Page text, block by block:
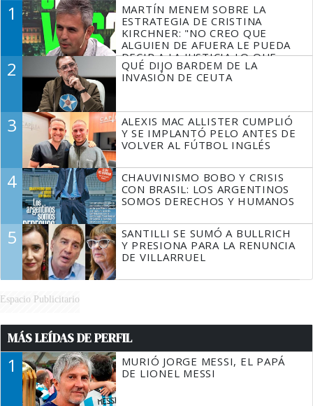
1
MARTÍN MENEM SOBRE LA
ESTRATEGIA DE CRISTINA
KIRCHNER: "NO CREO QUE
ALGUIEN DE AFUERA LE PUEDA
DECIR A LA JUSTICIA LO QUE
TIENE QUE HACER"
2
QUÉ DIJO BARDEM DE LA
INVASIÓN DE CEUTA
3
ALEXIS MAC ALLISTER CUMPLIÓ
Y SE IMPLANTÓ PELO ANTES DE
VOLVER AL FÚTBOL INGLÉS
4
CHAUVINISMO BOBO Y CRISIS
CON BRASIL: LOS ARGENTINOS
SOMOS DERECHOS Y HUMANOS
5
SANTILLI SE SUMÓ A BULLRICH
Y PRESIONA PARA LA RENUNCIA
DE VILLARRUEL
Espacio Publicitario
MÁS LEÍDAS DE PERFIL
1
MURIÓ JORGE MESSI, EL PAPÁ
DE LIONEL MESSI